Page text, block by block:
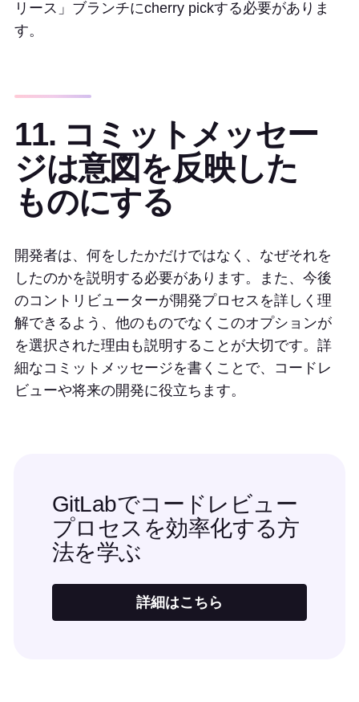
リース」ブランチにcherry pickする必要がありま
す。
11. コミットメッセー
ジは意図を反映した
ものにする
開発者は、何をしたかだけではなく、なぜそれを
したのかを説明する必要があります。また、今後
のコントリビューターが開発プロセスを詳しく理
解できるよう、他のものでなくこのオプションが
を選択された理由も説明することが大切です。詳
細なコミットメッセージを書くことで、コードレ
ビューや将来の開発に役立ちます。
GitLabでコードレビュー
プロセスを効率化する方
法を学ぶ
詳細はこちら